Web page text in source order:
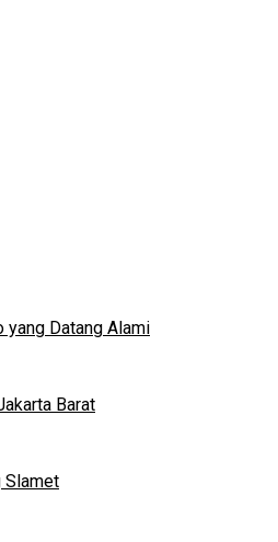
yang Datang Alami
Barat
Slamet